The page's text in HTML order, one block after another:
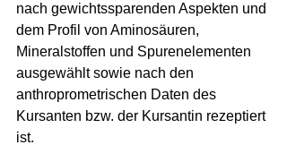
nach gewichtssparenden Aspekten und
dem Profil von Aminosäuren,
Mineralstoffen und Spurenelementen
ausgewählt sowie nach den
anthroprometrischen Daten des
Kursanten bzw. der Kursantin rezeptiert
ist.